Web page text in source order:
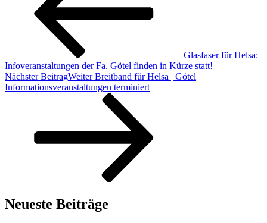
Glasfaser für Helsa:
Infoveranstaltungen der Fa. Götel finden in Kürze statt!
Nächster BeitragWeiter Breitband für Helsa | Götel
Informationsveranstaltungen terminiert
Neueste Beiträge